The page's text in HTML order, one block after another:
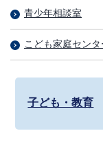
青少年相談室
こども家庭センタ
子ども・教育